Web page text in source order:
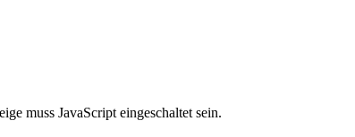
muss JavaScript eingeschaltet sein.